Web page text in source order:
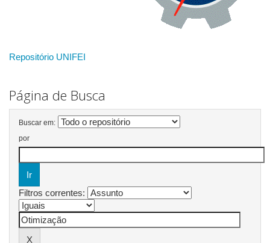
Repositório UNIFEI
Página de Busca
Buscar em:
por
Filtros correntes: